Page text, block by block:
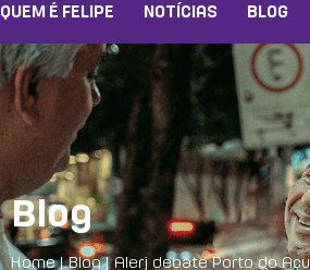
QUEM É FELIPE NOTÍCIAS BLOG
Blog
Home|Blog|Alerj debate Porto do Açu